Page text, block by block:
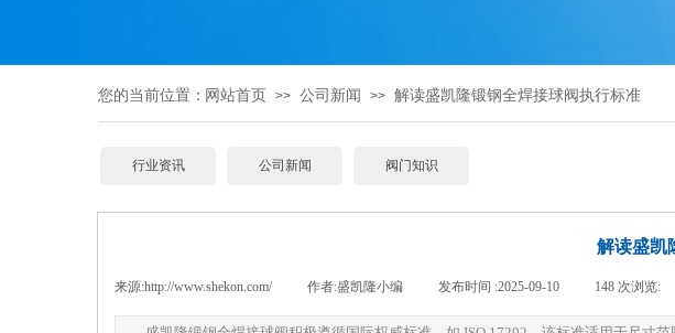
网站首页 >> 公司新闻 >> 解读盛凯隆锻钢全焊接球阀执行标准
您的当前位置：
行业资讯 公司新闻 阀门知识
解读盛凯
来源:http://www.shekon.com/ 作者:盛凯隆小编 发布时间 :2025-09-10 148 次浏览: